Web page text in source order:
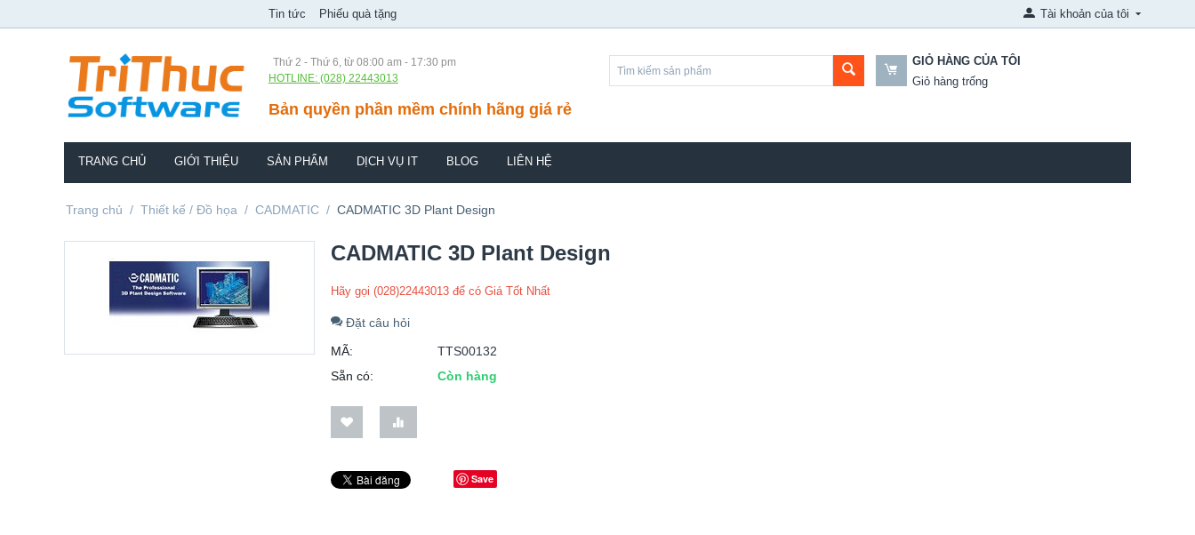
Tin tức Phiếu quà tặng Tài khoản của tôi
Thứ 2 - Thứ 6, từ 08:00 am - 17:30 pm
HOTLINE: (028) 22443013
Bản quyền phần mềm chính hãng giá rẻ
GIỎ HÀNG CỦA TÔI
Giỏ hàng trống
TRANG CHỦ GIỚI THIỆU SẢN PHẨM DỊCH VỤ IT BLOG LIÊN HỆ
Trang chủ / Thiết kế / Đồ họa / CADMATIC / CADMATIC 3D Plant Design
CADMATIC 3D Plant Design
Hãy gọi (028)22443013 để có Giá Tốt Nhất
Đặt câu hỏi
MÃ:
TTS00132
Sẵn có:
Còn hàng
Save